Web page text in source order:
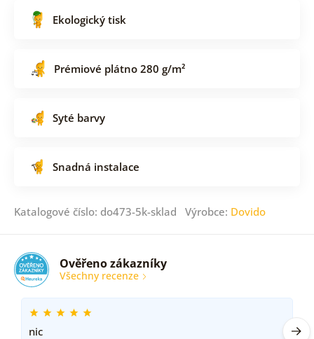
Ekologický tisk
Prémiové plátno 280 g/m²
Syté barvy
Snadná instalace
Katalogové číslo: do473-5k-sklad Výrobce: Dovido
Ověřeno zákazníky
Všechny recenze
nic